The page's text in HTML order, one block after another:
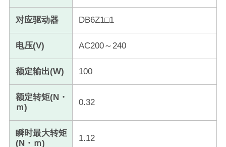
对应驱动器 DB6Z1□1
电压(V) AC200～240
额定输出(W) 100
额定转矩(N・
ｍ)
0.32
瞬时最大转矩
(N・ｍ)
1.12